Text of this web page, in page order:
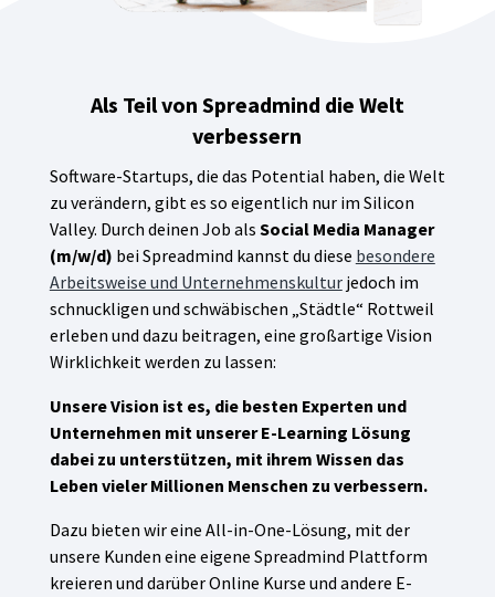
Als Teil von Spreadmind die Welt
verbessern
Software-Startups, die das Potential haben, die Welt
zu verändern, gibt es so eigentlich nur im Silicon
Valley. Durch deinen Job als Social Media Manager
(m/w/d) bei Spreadmind kannst du diese besondere
Arbeitsweise und Unternehmenskultur jedoch im
schnuckligen und schwäbischen „Städtle“ Rottweil
erleben und dazu beitragen, eine großartige Vision
Wirklichkeit werden zu lassen:
Unsere Vision ist es, die besten Experten und
Unternehmen mit unserer E-Learning Lösung
dabei zu unterstützen, mit ihrem Wissen das
Leben vieler Millionen Menschen zu verbessern.
Dazu bieten wir eine All-in-One-Lösung, mit der
unsere Kunden eine eigene Spreadmind Plattform
kreieren und darüber Online Kurse und andere E-